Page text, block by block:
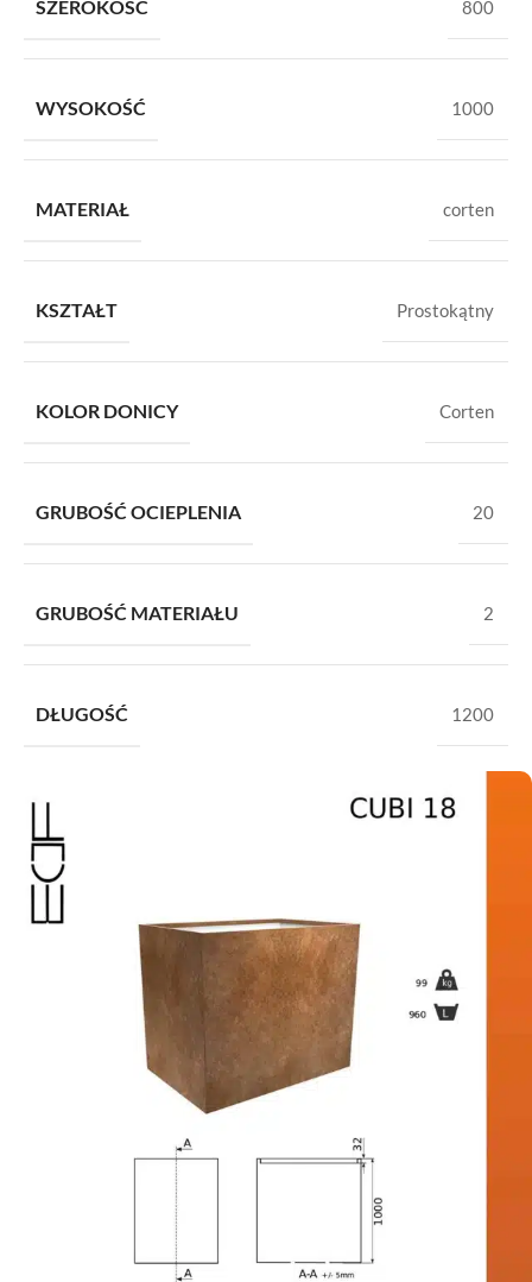
SZEROKOŚĆ 800
WYSOKOŚĆ 1000
MATERIAŁ corten
KSZTAŁT Prostokątny
KOLOR DONICY Corten
GRUBOŚĆ OCIEPLENIA 20
GRUBOŚĆ MATERIAŁU 2
DŁUGOŚĆ 1200